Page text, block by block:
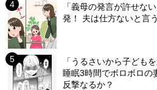
「義母の発言が許せな
発！ 夫は仕方ないと言
「うるさいから子ども
睡眠3時間でボロボロ
反撃なるか？